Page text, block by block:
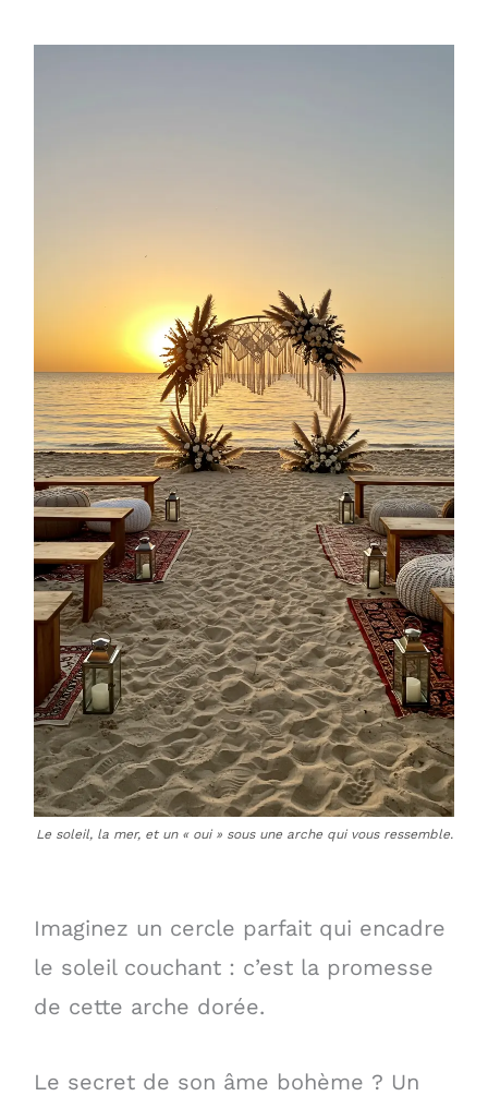
Le soleil, la mer, et un « oui » sous une arche qui vous ressemble.
Imaginez un cercle parfait qui encadre
le soleil couchant : c’est la promesse
de cette arche dorée.
Le secret de son âme bohème ? Un